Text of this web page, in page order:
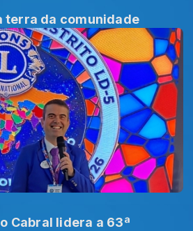
terra da comunidade
Cabral lidera a 63ª